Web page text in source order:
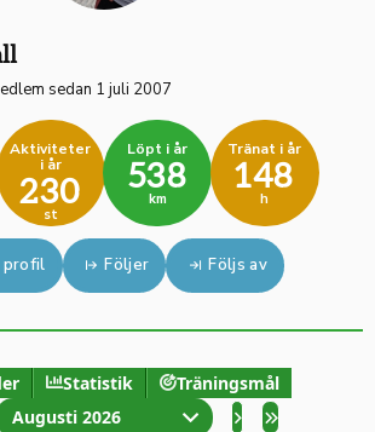
sedan 1 juli 2007
Aktiviteter
i år
230
st
Löpt i år
538
km
Tränat i år
148
h
profil Följer Följs av
Statistik
Träningsmål
Augusti 2026